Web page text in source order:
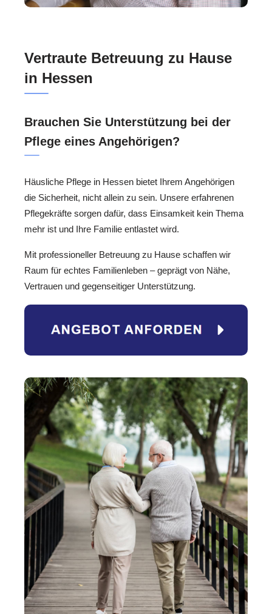
Vertraute Betreuung zu Hause
in Hessen
Brauchen Sie Unterstützung bei der
Pflege eines Angehörigen?
Häusliche Pflege in Hessen bietet Ihrem Angehörigen
die Sicherheit, nicht allein zu sein. Unsere erfahrenen
Pflegekräfte sorgen dafür, dass Einsamkeit kein Thema
mehr ist und Ihre Familie entlastet wird.
Mit professioneller Betreuung zu Hause schaffen wir
Raum für echtes Familienleben – geprägt von Nähe,
Vertrauen und gegenseitiger Unterstützung.